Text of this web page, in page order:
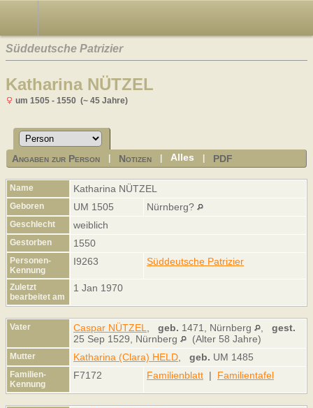
Süddeutsche Patrizier
Katharina NÜTZEL
um 1505 - 1550 (~ 45 Jahre)
Angaben zur Person Notizen |Alles PDF
Name Katharina NÜTZEL
Geboren UM 1505 Nürnberg?
Geschlecht weiblich
Gestorben 1550
Personen-
Kennung
I9263 Süddeutsche Patrizier
Zuletzt
bearbeitet am
1 Jan 1970
Vater Caspar NÜTZEL geb. 1471, Nürnberg
gest.
25 Sep 1529, Nürnberg
(Alter 58 Jahre)
Mutter Katharina (Clara) HELD geb. UM 1485
Familien-
Kennung
F7172 Familienblatt | Familientafel